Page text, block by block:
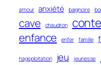
amour anxiété baignoire
cave
chaudron conte
enfance enfer famille
hagsploitation jeu jeunesse